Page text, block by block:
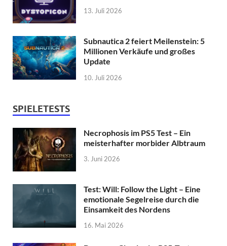
13. Juli 2026
Subnautica 2 feiert Meilenstein: 5
Millionen Verkäufe und großes
Update
10. Juli 2026
SPIELETESTS
Necrophosis im PS5 Test – Ein
meisterhafter morbider Albtraum
3. Juni 2026
Test: Will: Follow the Light – Eine
emotionale Segelreise durch die
Einsamkeit des Nordens
16. Mai 2026